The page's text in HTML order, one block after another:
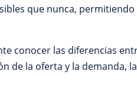
que nunca,
conocer las diferencias
de la oferta y la demanda,